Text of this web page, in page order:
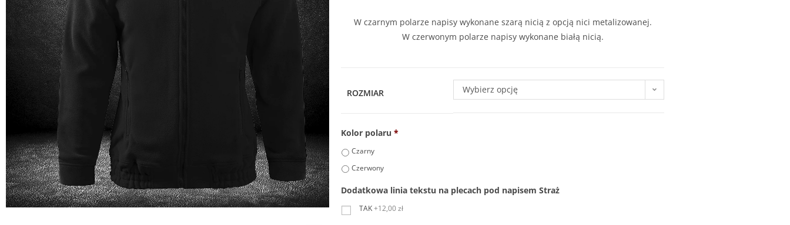
W czarnym polarze napisy wykonane szarą nicią z opcją nici metalizowanej.
W czerwonym polarze napisy wykonane białą nicią.
ROZMIAR Wybierz opcję
Kolor polaru *
Czarny
Czerwony
Dodatkowa linia tekstu na plecach pod napisem Straż
TAK+12,00 zł